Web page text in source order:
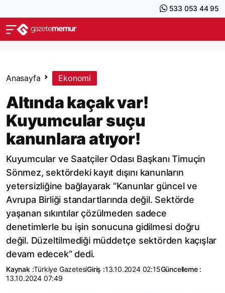
533 053 44 95
Anasayfa Ekonomi
Altında kaçak var!
Kuyumcular suçu
kanunlara atıyor!
Kuyumcular ve Saatçiler Odası Başkanı Timuçin
Sönmez, sektördeki kayıt dışını kanunların
yetersizliğine bağlayarak “Kanunlar güncel ve
Avrupa Birliği standartlarında değil. Sektörde
yaşanan sıkıntılar çözülmeden sadece
denetimlerle bu işin sonucuna gidilmesi doğru
değil. Düzeltilmediği müddetçe sektörden kaçışlar
devam edecek” dedi.
Kaynak :Türkiye GazetesiGiriş :13.10.2024 02:15Güncelleme :
13.10.2024 07:49